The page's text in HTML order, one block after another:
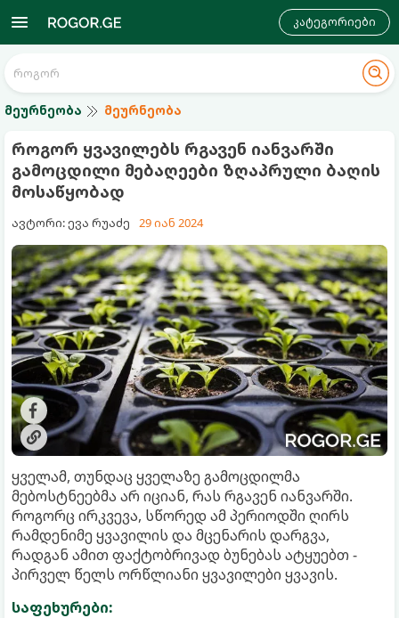
კატეგორიები
მეურნეობა მეურნეობა
როგორ ყვავილებს რგავენ იანვარში
გამოცდილი მებაღეები ზღაპრული ბაღის
მოსაწყობად
ავტორი: ევა რუაძე 29 იან 2024
ყველამ, თუნდაც ყველაზე გამოცდილმა
მებოსტნეებმა არ იციან, რას რგავენ იანვარში.
როგორც ირკვევა, სწორედ ამ პერიოდში ღირს
რამდენიმე ყვავილის და მცენარის დარგვა,
რადგან ამით ფაქტობრივად ბუნებას ატყუებთ -
პირველ წელს ორწლიანი ყვავილები ყვავის.
საფეხურები: